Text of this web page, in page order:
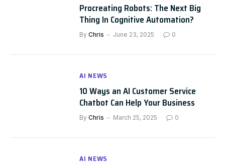
Procreating Robots: The Next Big
Thing In Cognitive Automation?
By Chris June 23, 2025 0
AI NEWS
10 Ways an AI Customer Service
Chatbot Can Help Your Business
By Chris March 25, 2025 0
AI NEWS